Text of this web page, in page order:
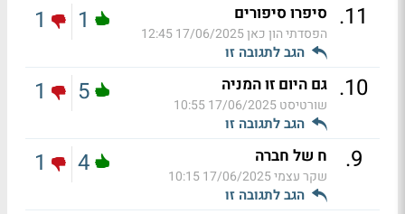
11
. סיפרו סיפורים
הפסדתי הון כאן17/06/2025 12:45
הגב לתגובה זו
1
1
10
. גם היום זו המניה
שורטיסט17/06/2025 10:55
הגב לתגובה זו
5
1
9
. ח של חברה
שקר עצמי17/06/2025 10:15
הגב לתגובה זו
4
1